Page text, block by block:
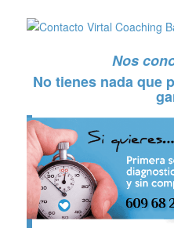
Nos
No tienes nada que